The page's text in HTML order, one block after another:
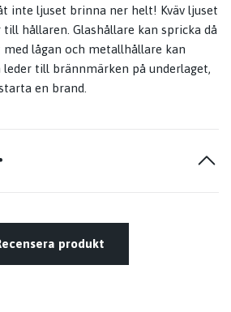
inte ljuset brinna ner helt! Kväv ljuset
till hållaren. Glashållare kan spricka då
lågan och metallhållare kan
till brännmärken på underlaget,
en brand.
produkt